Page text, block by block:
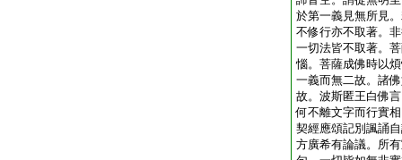
於第一義見無所見
不修行亦不取著。
一切法皆不取著。
惱。菩薩成佛時以
一義而無二故。諸
故。波斯匿王白佛
何不離文字而行實
契經應頌記別諷誦
方廣希有論議。所